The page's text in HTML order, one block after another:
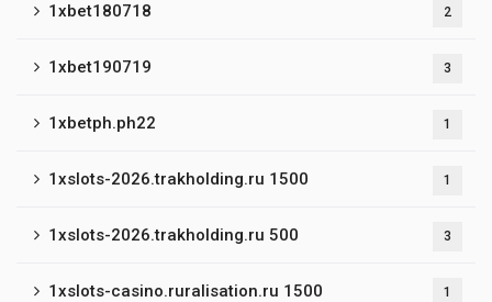
1xbet180718 2
1xbet190719 3
1xbetph.ph22 1
1xslots-2026.trakholding.ru 1500 1
1xslots-2026.trakholding.ru 500 3
1xslots-casino.ruralisation.ru 1500 1